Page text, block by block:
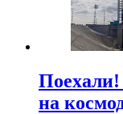
на